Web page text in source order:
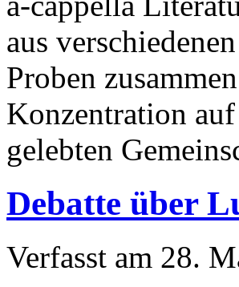
aus
Proben
Konzentration
gelebten
Debatte über
Verfasst am 28.